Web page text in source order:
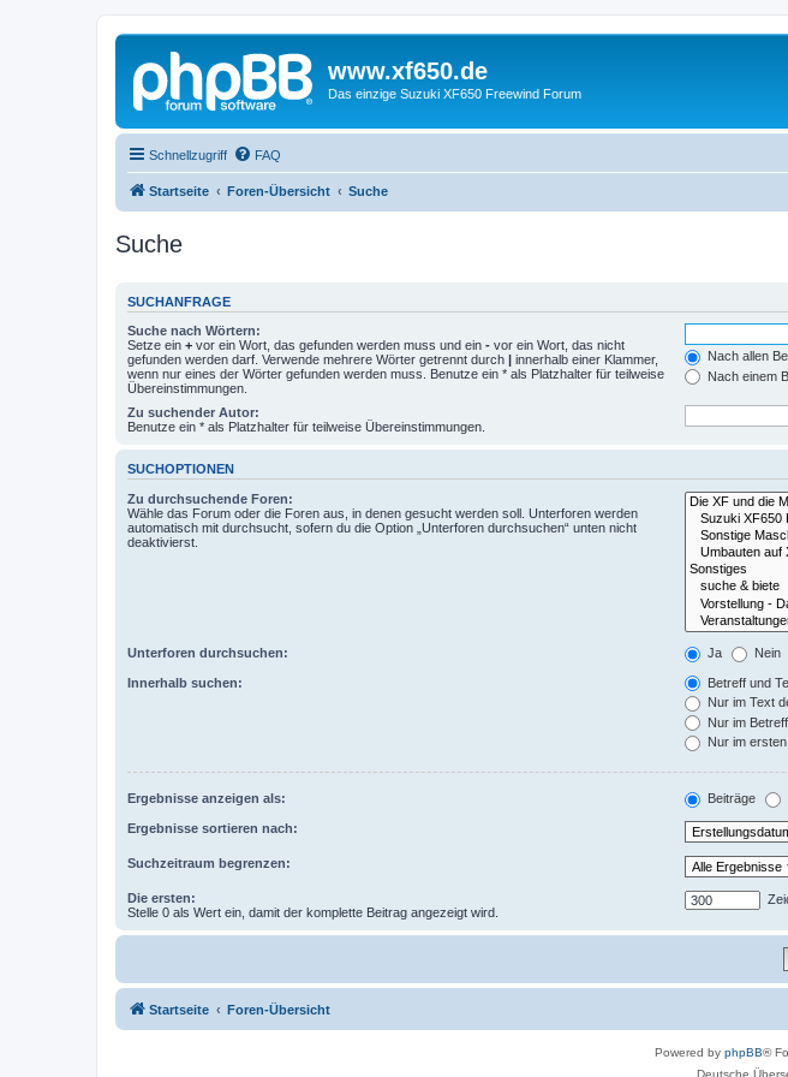
www.xf650.de
Das einzige Suzuki XF650 Freewind Forum
Schnellzugriff FAQ
Startseite Foren-Übersicht Suche
Suche
SUCHANFRAGE
Suche nach Wörtern:
Setze ein + vor ein Wort, das gefunden werden muss und ein - vor ein Wort, das nicht
gefunden werden darf. Verwende mehrere Wörter getrennt durch | innerhalb einer Klammer,
wenn nur eines der Wörter gefunden werden muss. Benutze ein * als Platzhalter für teilweise
Übereinstimmungen.
Nach allen
Nach einem
Zu suchender Autor:
Benutze ein * als Platzhalter für teilweise Übereinstimmungen.
SUCHOPTIONEN
Zu durchsuchende Foren:
Wähle das Forum oder die Foren aus, in denen gesucht werden soll. Unterforen werden
automatisch mit durchsucht, sofern du die Option „Unterforen durchsuchen“ unten nicht
deaktivierst.
Unterforen durchsuchen: Ja Nein
Innerhalb suchen:
Betreff und
Nur im Text
Nur im
Nur im
Ergebnisse anzeigen als: Beiträge
Ergebnisse sortieren nach:
Suchzeitraum begrenzen:
Die ersten:
Stelle 0 als Wert ein, damit der komplette Beitrag angezeigt wird.
Startseite Foren-Übersicht
Powered by phpBB®
Deutsche